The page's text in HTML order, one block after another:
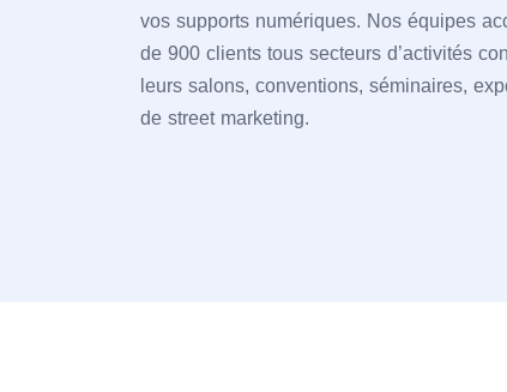
vos supports numériques. Nos équipes
de 900 clients tous secteurs d’activités
leurs salons, conventions, séminaires,
de street marketing.